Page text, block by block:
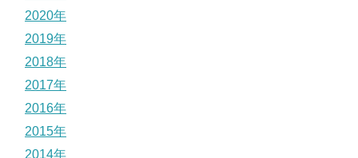
2020年
2019年
2018年
2017年
2016年
2015年
2014年